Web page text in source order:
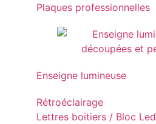
Plaques professionnelles
Enseigne lumineuse
Rétroéclairage
Lettres boitiers / Bloc Led